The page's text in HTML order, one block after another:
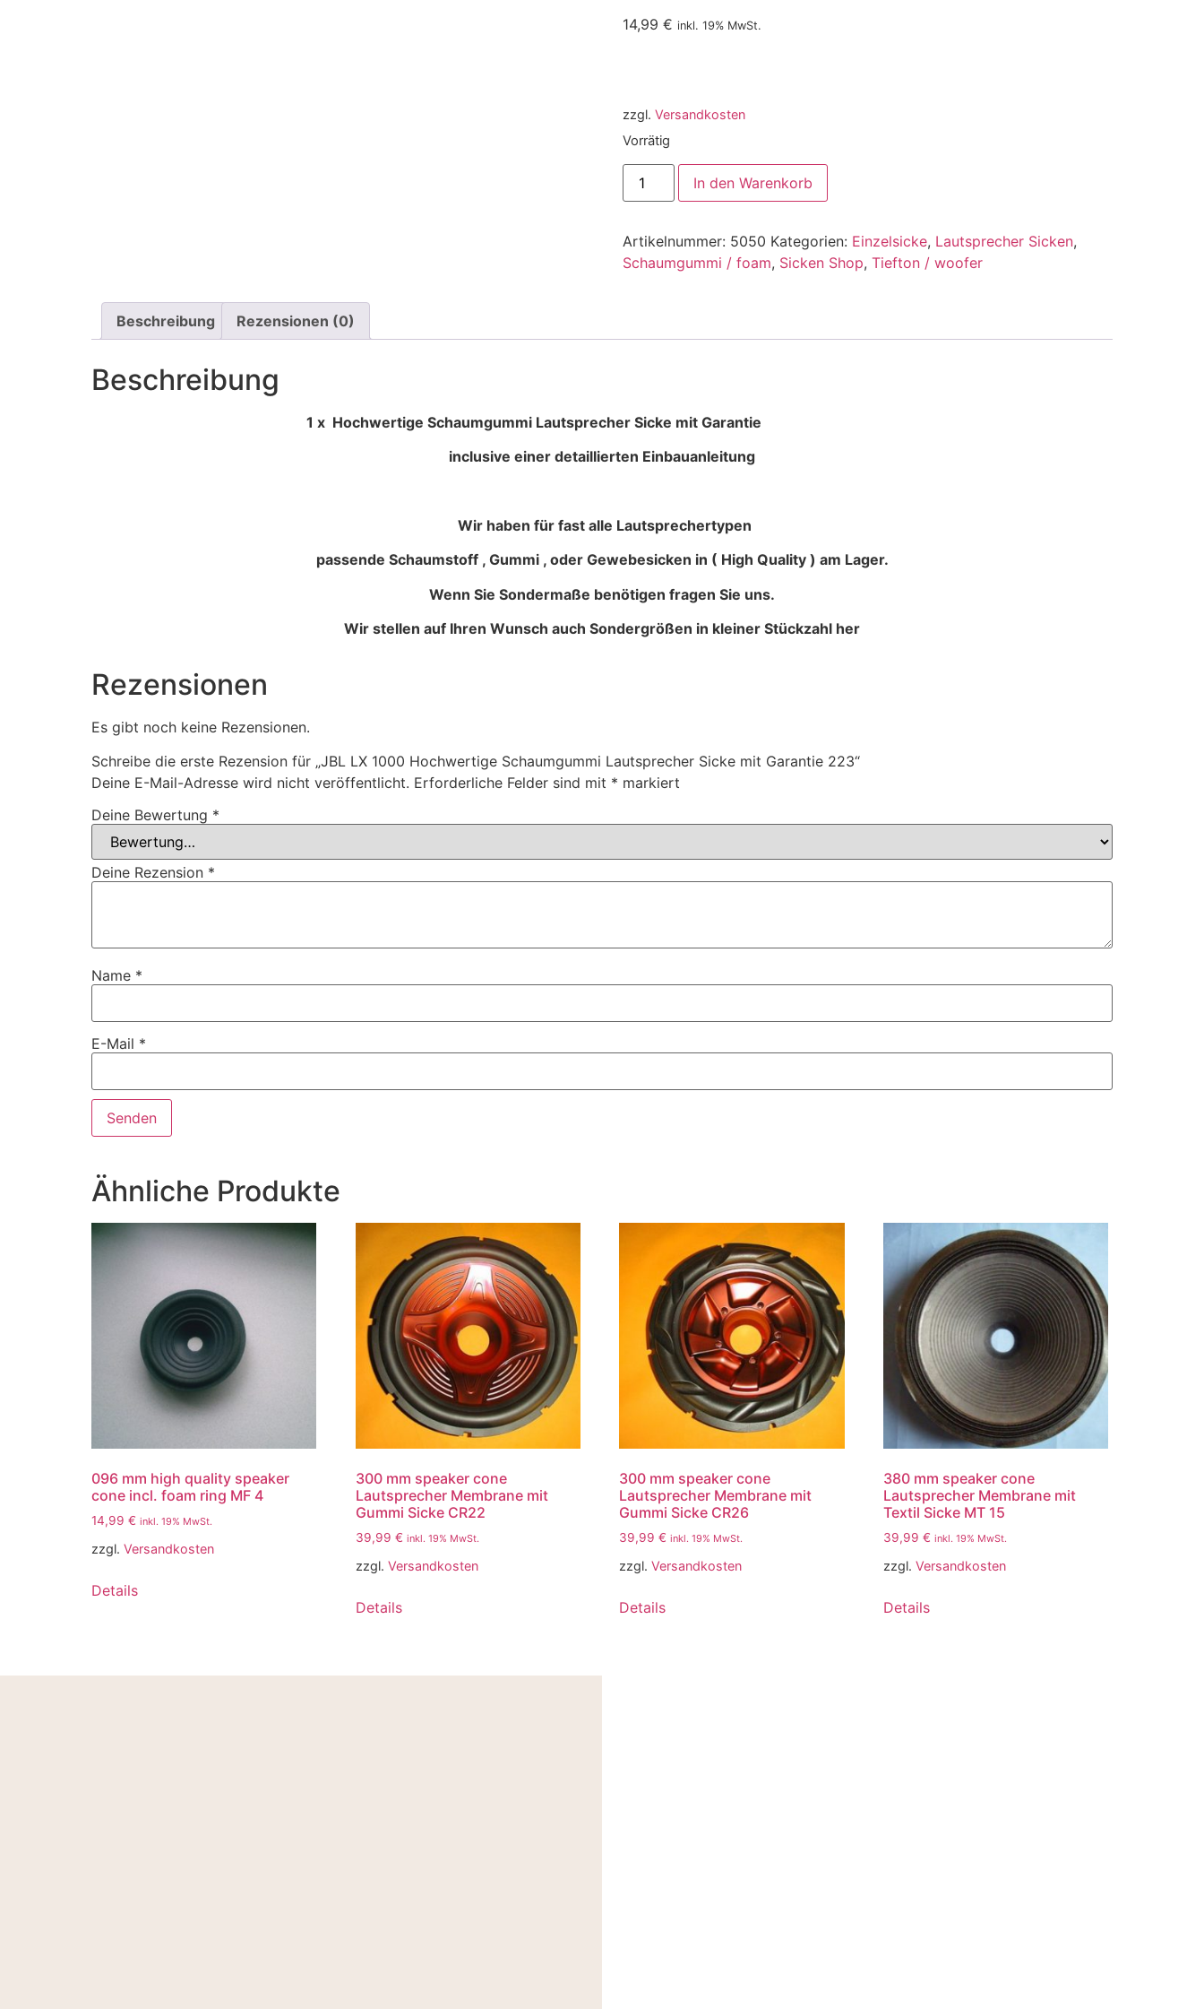
14,99 € inkl. 19% MwSt.
zzgl. Versandkosten
Vorrätig
In den Warenkorb
Artikelnummer: 5050 Kategorien: Einzelsicke, Lautsprecher Sicken,
Schaumgummi / foam, Sicken Shop, Tiefton / woofer
Beschreibung Rezensionen (0)
Beschreibung
1 x Hochwertige Schaumgummi Lautsprecher Sicke mit Garantie
inclusive einer detaillierten Einbauanleitung
Wir haben für fast alle Lautsprechertypen
passende Schaumstoff , Gummi , oder Gewebesicken in ( High Quality ) am Lager.
Wenn Sie Sondermaße benötigen fragen Sie uns.
Wir stellen auf Ihren Wunsch auch Sondergrößen in kleiner Stückzahl her
Rezensionen
Es gibt noch keine Rezensionen.
Schreibe die erste Rezension für „JBL LX 1000 Hochwertige Schaumgummi Lautsprecher Sicke mit Garantie 223“
Deine E-Mail-Adresse wird nicht veröffentlicht. Erforderliche Felder sind mit * markiert
Deine Bewertung *
Deine Rezension *
Name *
E-Mail *
Ähnliche Produkte
096 mm high quality speaker
cone incl. foam ring MF 4
14,99 € inkl. 19% MwSt.
zzgl. Versandkosten
Details
300 mm speaker cone
Lautsprecher Membrane mit
Gummi Sicke CR22
39,99 € inkl. 19% MwSt.
zzgl. Versandkosten
Details
300 mm speaker cone
Lautsprecher Membrane mit
Gummi Sicke CR26
39,99€ inkl. 19% MwSt.
zzgl.Versandkosten
Details
380 mm speaker cone
Lautsprecher Membrane mit
Textil Sicke MT 15
39,99€ inkl. 19% MwSt.
zzgl.Versandkosten
Details